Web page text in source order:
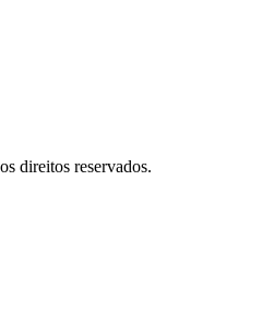
direitos reservados.